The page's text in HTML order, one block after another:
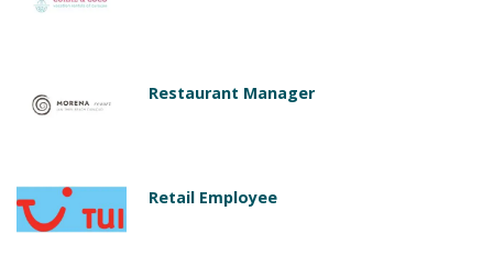
Restaurant Manager
Retail Employee